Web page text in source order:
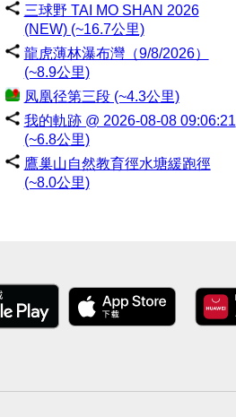
三球野 TAI MO SHAN 2026
(NEW) (~16.7公里)
龍虎薄林瀑布灣（9/8/2026）
(~8.9公里)
凤凰径第三段 (~4.3公里)
我的軌跡 @ 2026-08-08 09:06:21
(~6.8公里)
鷹巢山自然教育徑水塘緩跑徑
(~8.0公里)